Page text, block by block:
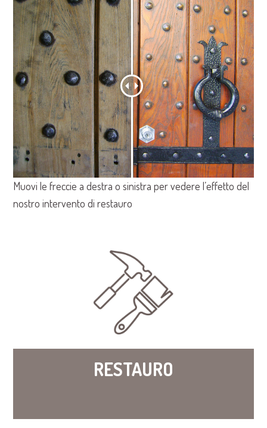
Muovi le freccie a destra o sinistra per vedere l’effetto del
nostro intervento di restauro
RESTAURO